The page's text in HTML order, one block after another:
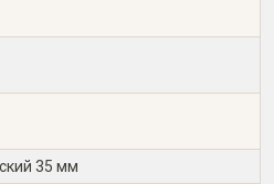
35 мм